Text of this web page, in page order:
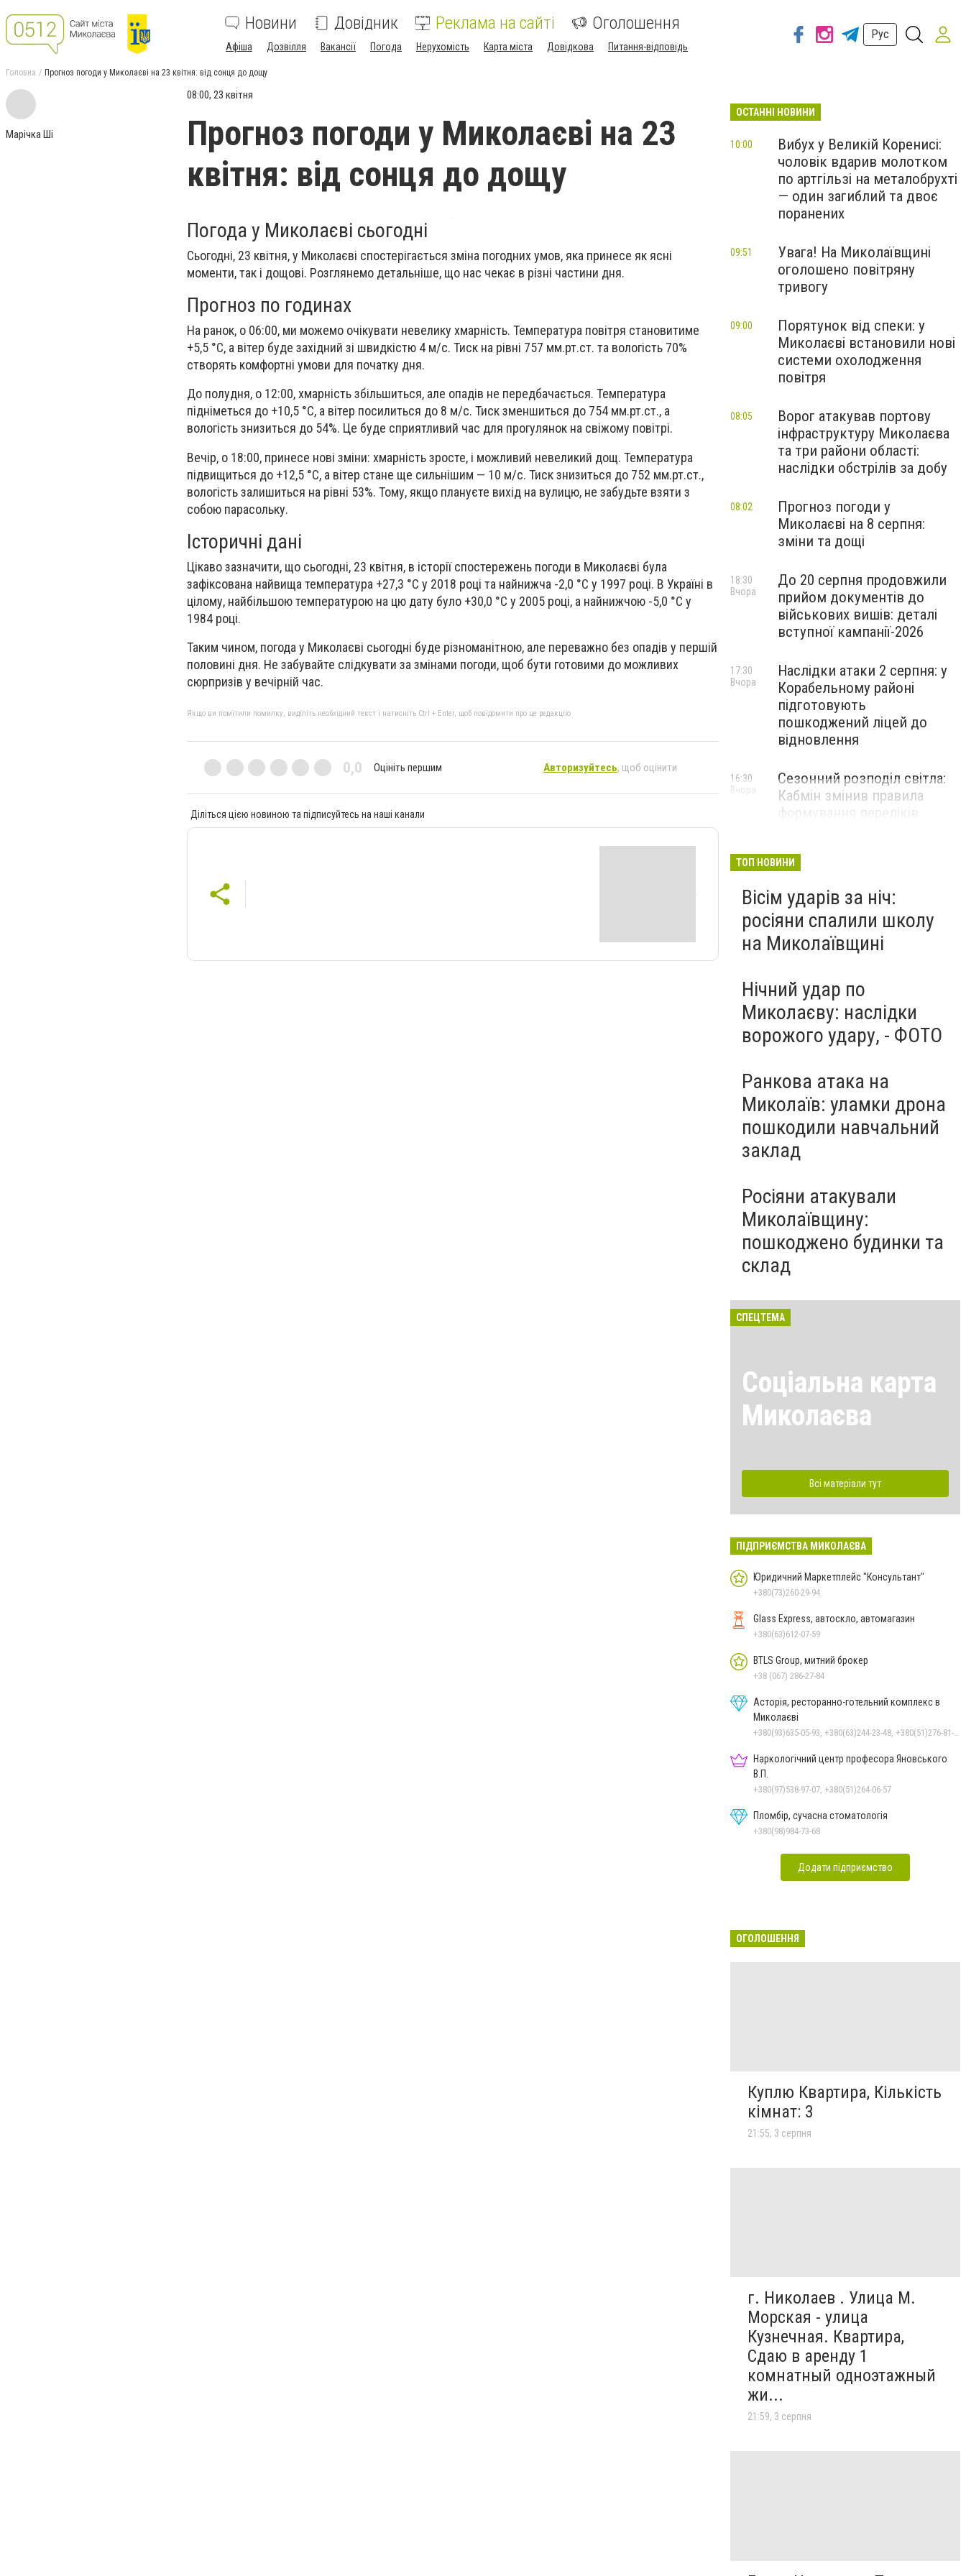
Новини Довідник Реклама на сайті Оголошення
Афіша Дозвілля Вакансії Погода Нерухомість Карта міста Довідкова Питання-відповідь
Рус
Головна Прогноз погоди у Миколаєві на 23 квітня: від сонця до дощу
Марічка Ші
08:00, 23 квітня
Прогноз погоди у Миколаєві на 23
квітня: від сонця до дощу
Погода у Миколаєві сьогодні
Сьогодні, 23 квітня, у Миколаєві спостерігається зміна погодних умов, яка принесе як ясні
моменти, так і дощові. Розглянемо детальніше, що нас чекає в різні частини дня.
Прогноз по годинах
На ранок, о 06:00, ми можемо очікувати невелику хмарність. Температура повітря становитиме
+5,5 °С, а вітер буде західний зі швидкістю 4 м/с. Тиск на рівні 757 мм.рт.ст. та вологість 70%
створять комфортні умови для початку дня.
До полудня, о 12:00, хмарність збільшиться, але опадів не передбачається. Температура
підніметься до +10,5 °С, а вітер посилиться до 8 м/с. Тиск зменшиться до 754 мм.рт.ст., а
вологість знизиться до 54%. Це буде сприятливий час для прогулянок на свіжому повітрі.
Вечір, о 18:00, принесе нові зміни: хмарність зросте, і можливий невеликий дощ. Температура
підвищиться до +12,5 °С, а вітер стане ще сильнішим — 10 м/с. Тиск знизиться до 752 мм.рт.ст.,
вологість залишиться на рівні 53%. Тому, якщо плануєте вихід на вулицю, не забудьте взяти з
собою парасольку.
Історичні дані
Цікаво зазначити, що сьогодні, 23 квітня, в історії спостережень погоди в Миколаєві була
зафіксована найвища температура +27,3 °С у 2018 році та найнижча -2,0 °С у 1997 році. В Україні в
цілому, найбільшою температурою на цю дату було +30,0 °С у 2005 році, а найнижчою -5,0 °С у
1984 році.
Таким чином, погода у Миколаєві сьогодні буде різноманітною, але переважно без опадів у першій
половині дня. Не забувайте слідкувати за змінами погоди, щоб бути готовими до можливих
сюрпризів у вечірній час.
Якщо ви помітили помилку, виділіть необхідний текст і натисніть Ctrl + Enter, щоб повідомити про це редакцію
0,0 Оцініть першим Авторизуйтесь, щоб оцінити
Діліться цією новиною та підписуйтесь на наші канали
ОСТАННІ НОВИНИ
Вибух у Великій Коренисі:
чоловік вдарив молотком
по артгільзі на металобрухті
— один загиблий та двоє
поранених
10:00
Увага! На Миколаївщині
оголошено повітряну
тривогу
09:51
Порятунок від спеки: у
Миколаєві встановили нові
системи охолодження
повітря
09:00
Ворог атакував портову
інфраструктуру Миколаєва
та три райони області:
наслідки обстрілів за добу
08:05
Прогноз погоди у
Миколаєві на 8 серпня:
зміни та дощі
08:02
До 20 серпня продовжили
прийом документів до
військових вишів: деталі
вступної кампанії-2026
18:30
Вчора
Наслідки атаки 2 серпня: у
Корабельному районі
підготовують
пошкоджений ліцей до
відновлення
17:30
Вчора
Сезонний розподіл світла:
Кабмін змінив правила
16:30
Вчора
ТОП НОВИНИ
Вісім ударів за ніч:
росіяни спалили школу
на Миколаївщині
Нічний удар по
Миколаєву: наслідки
ворожого удару, - ФОТО
Ранкова атака на
Миколаїв: уламки дрона
пошкодили навчальний
заклад
Росіяни атакували
Миколаївщину:
пошкоджено будинки та
склад
СПЕЦТЕМА
Соціальна карта
Миколаєва
Всі матеріали тут
ПІДПРИЄМСТВА МИКОЛАЄВА
Юридичний Маркетплейс "Консультант"
+380(73)260-29-94
Glass Express, автоскло, автомагазин
+380(63)612-07-59
BTLS Group, митний брокер
+38 (067) 286-27-84
Асторія, ресторанно-готельний комплекс в
Миколаєві
Наркологічний центр професора Яновського
В.П.
+380(97)538-97-07, +380(51)264-06-57
Пломбір, сучасна стоматологія
+380(98)984-73-68
Додати підприємство
ОГОЛОШЕННЯ
Куплю Квартира, Кількість
кімнат: 3
21:55, 3 серпня
г. Николаев . Улица М.
Морская - улица
Кузнечная. Квартира,
Сдаю в аренду 1
комнатный одноэтажный
жи...
21:59, 3 серпня